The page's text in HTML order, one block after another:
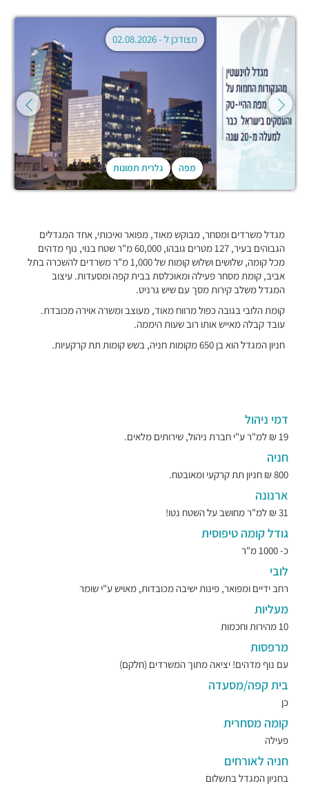
מפה גלרית תמונות
מצודכן ל -02.08.2026
מגדל משרדים ומסחר, מבוקש מאוד, מפואר ואיכותי, אחד המגדלים
הגבוהים בעיר, 127 מטרים גובהו, 60,000 מ"ר שטח בנוי, נוף מדהים
מכל קומה, שלושים ושלוש קומות של 1,000 מ"ר משרדים להשכרה בתל
אביב, קומת מסחר פעילה ומאוכלסת בבית קפה ומסעדות. עיצוב
המגדל משלב קירות מסך עם שיש גרניט.
קומת הלובי בגובה כפול מרווח מאוד, מעוצב ומשרה אוירה מכובדת.
עובד קבלה מאייש אותו רוב שעות היממה.
חניון המגדל הוא בן 650 מקומות חניה, בשש קומות תת קרקעיות.
דמי ניהול
19 ₪ למ"ר ע"י חברת ניהול, שירותים מלאים.
חניה
800 ₪ חניון תת קרקעי ומאובטח.
ארנונה
31 ₪ למ"ר מחושב על השטח נטו!
גודל קומה טיפוסית
כ- 1000 מ"ר
לובי
רחב ידיים ומפואר, פינות ישיבה מכובדות, מאויש ע"י שומר
מעליות
10 מהירות וחכמות
מרפסות
עם נוף מדהים! יציאה מתוך המשרדים (חלקם)
בית קפה/מסעדה
כן
קומה מסחרית
פעילה
חניה לאורחים
בחניון המגדל בתשלום